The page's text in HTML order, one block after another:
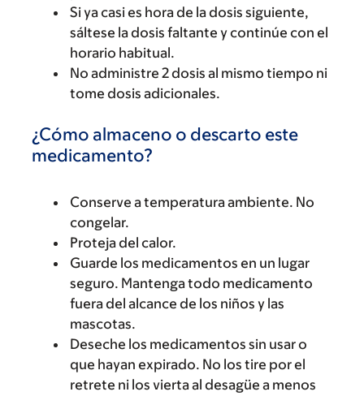
Si ya casi es hora de la dosis siguiente,
sáltese la dosis faltante y continúe con el
horario habitual.
No administre 2 dosis al mismo tiempo ni
tome dosis adicionales.
¿Cómo almaceno o descarto este
medicamento?
Conserve a temperatura ambiente. No
congelar.
Proteja del calor.
Guarde los medicamentos en un lugar
seguro. Mantenga todo medicamento
fuera del alcance de los niños y las
mascotas.
Deseche los medicamentos sin usar o
que hayan expirado. No los tire por el
retrete ni los vierta al desagüe a menos